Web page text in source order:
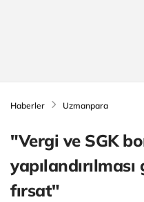
Haberler Uzmanpara
"Vergi ve SGK
fırsat"